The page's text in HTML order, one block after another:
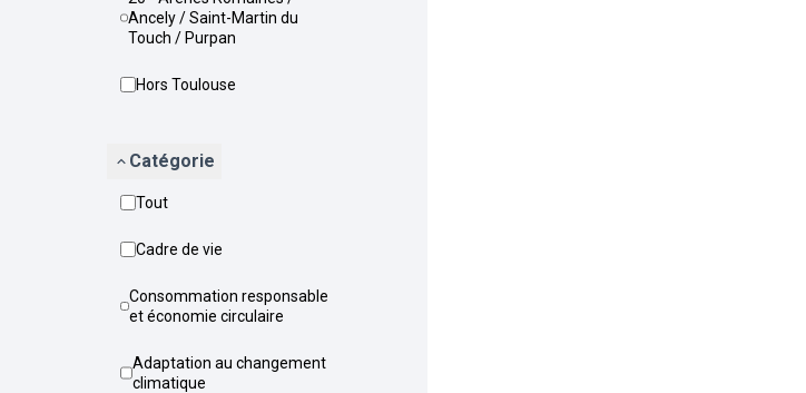
Ancely / Saint-Martin du
Touch / Purpan
Hors Toulouse
Catégorie
Tout
Cadre de vie
Consommation responsable
et économie circulaire
Adaptation au changement
climatique